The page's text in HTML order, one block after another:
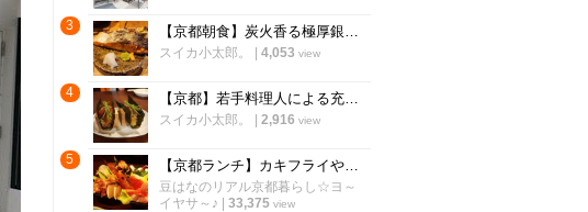
3 【京都朝食】炭火香る極厚銀鮭と土鍋ご飯に歓喜！四条烏丸の朝食専門店「京都 いとおかし」
スイカ小太郎。 4,053 view
4 【京都】若手料理人による充実の間借り寿司店！平日夜限定「寿司 寅のや」
スイカ小太郎。 2,916 view
5 【京都ランチ】カキフライや海鮮丼激ウマ！若狭湾の幸をゆったり堪能「いけす料理卑弥呼」
豆はなのリアル京都暮らし☆ヨ～
イヤサ～♪
33,375 view